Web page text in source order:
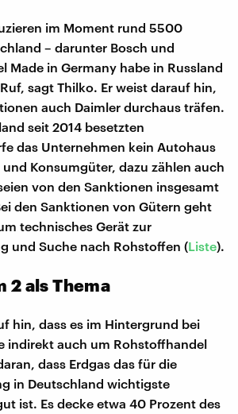
im Moment rund 5500
– darunter Bosch und
Made in Germany habe in Russland
sagt Thilko. Er weist darauf hin,
auch Daimler durchaus träfen.
seit 2014 besetzten
das Unternehmen kein Autohaus
Konsumgüter, dazu zählen auch
von den Sanktionen insgesamt
den Sanktionen von Gütern geht
technisches Gerät zur
und Suche nach Rohstoffen (Liste).
2 als Thema
hin, dass es im Hintergrund bei
indirekt auch um Rohstoffhandel
dass Erdgas das für die
in Deutschland wichtigste
ist. Es decke etwa 40 Prozent des